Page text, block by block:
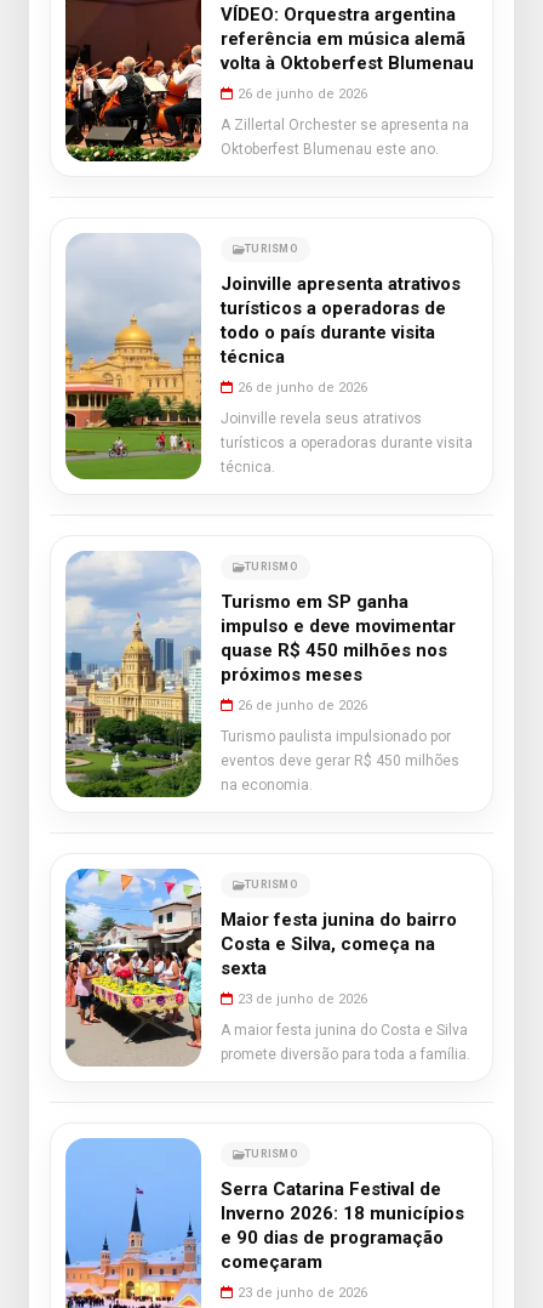
VÍDEO: Orquestra argentina
referência em música alemã
volta à Oktoberfest Blumenau
26 de junho de 2026
A Zillertal Orchester se apresenta na
Oktoberfest Blumenau este ano.
TURISMO
Joinville apresenta atrativos
turísticos a operadoras de
todo o país durante visita
técnica
26 de junho de 2026
Joinville revela seus atrativos
turísticos a operadoras durante visita
técnica.
TURISMO
Turismo em SP ganha
impulso e deve movimentar
quase R$ 450 milhões nos
próximos meses
26 de junho de 2026
Turismo paulista impulsionado por
eventos deve gerar R$ 450 milhões
na economia.
TURISMO
Maior festa junina do bairro
Costa e Silva, começa na
sexta
23 de junho de 2026
A maior festa junina do Costa e Silva
promete diversão para toda a família.
TURISMO
Serra Catarina Festival de
Inverno 2026: 18 municípios
e 90 dias de programação
começaram
23 de junho de 2026